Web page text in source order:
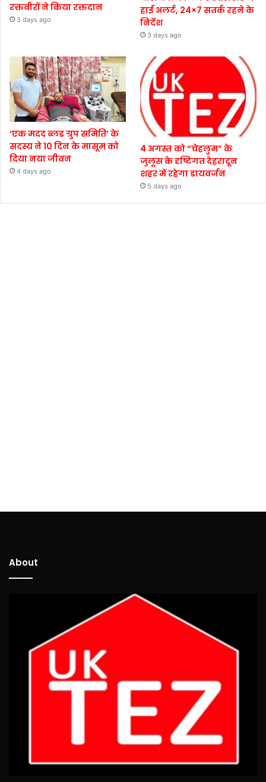
रक्तवीरों ने किया रक्तदान
3 days ago
हाई अलर्ट, 24×7 सतर्क रहने के
निर्देश
3 days ago
‘एक मदद ब्लड ग्रुप समिति’ के
सदस्य ने 10 दिन के मासूम को
दिया नया जीवन
4 days ago
4 अगस्त को “चेहलुम” के
जुलूस के दृष्टिगत देहरादून
शहर में रहेगा डायवर्जन
5 days ago
About